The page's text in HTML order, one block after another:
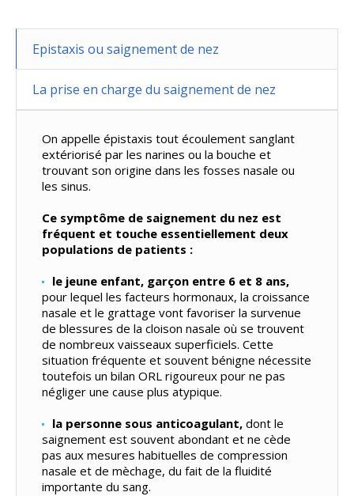
Epistaxis ou saignement de nez
La prise en charge du saignement de nez
On appelle épistaxis tout écoulement sanglant
extériorisé par les narines ou la bouche et
trouvant son origine dans les fosses nasale ou
les sinus.
Ce symptôme de saignement du nez est
fréquent et touche essentiellement deux
populations de patients :
le jeune enfant, garçon entre 6 et 8 ans,
pour lequel les facteurs hormonaux, la croissance
nasale et le grattage vont favoriser la survenue
de blessures de la cloison nasale où se trouvent
de nombreux vaisseaux superficiels. Cette
situation fréquente et souvent bénigne nécessite
toutefois un bilan ORL rigoureux pour ne pas
négliger une cause plus atypique.
la personne sous anticoagulant,dont le
saignement est souvent abondant et ne cède
pas aux mesures habituelles de compression
nasale et de mèchage, du fait de la fluidité
importante du sang.